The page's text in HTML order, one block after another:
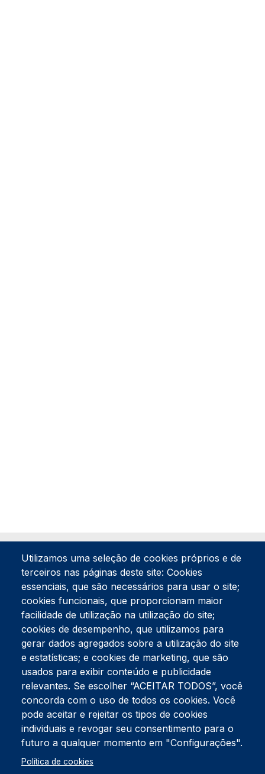
Tel:234 390 100Fax:234 390 100
Endereço Postal
Apartado 42
Rua Gil Eanes 31
3834-908 Gafanha da Nazaré
Estúdios
Rua Prior Guerra
Edifício do Centro Cultural da Gafanha da Nazaré
3830-556 Gafanha da Nazaré
Rodapé
Cookies Política de Privacidade
Utilizamos uma seleção de cookies próprios e de
terceiros nas páginas deste site: Cookies
essenciais, que são necessários para usar o site;
cookies funcionais, que proporcionam maior
facilidade de utilização na utilização do site;
cookies de desempenho, que utilizamos para
gerar dados agregados sobre a utilização do site
e estatísticas; e cookies de marketing, que são
usados para exibir conteúdo e publicidade
relevantes. Se escolher “ACEITAR TODOS”, você
concorda com o uso de todos os cookies. Você
pode aceitar e rejeitar os tipos de cookies
individuais e revogar seu consentimento para o
futuro a qualquer momento em "Configurações".
Política de cookies